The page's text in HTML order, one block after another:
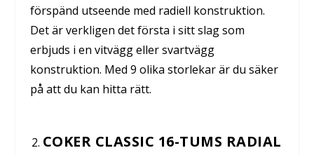
förspänd utseende med radiell konstruktion.
Det är verkligen det första i sitt slag som
erbjuds i en vitvägg eller svartvägg
konstruktion. Med 9 olika storlekar är du säker
på att du kan hitta rätt.
COKER CLASSIC 16-TUMS RADIAL